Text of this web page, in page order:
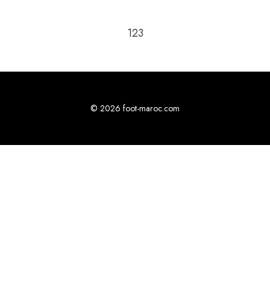
123Passer à la page suivante
© 2026 foot-maroc.com